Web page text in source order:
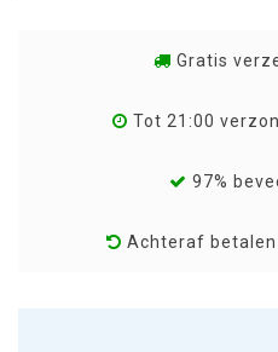
Gratis
Tot 21:00
97%
Achteraf